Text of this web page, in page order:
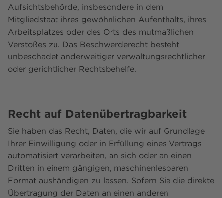
Aufsichtsbehörde, insbesondere in dem
Mitgliedstaat ihres gewöhnlichen Aufenthalts, ihres
Arbeitsplatzes oder des Orts des mutmaßlichen
Verstoßes zu. Das Beschwerderecht besteht
unbeschadet anderweitiger verwaltungsrechtlicher
oder gerichtlicher Rechtsbehelfe.
Recht auf Daten­übertrag­barkeit
Sie haben das Recht, Daten, die wir auf Grundlage
Ihrer Einwilligung oder in Erfüllung eines Vertrags
automatisiert verarbeiten, an sich oder an einen
Dritten in einem gängigen, maschinenlesbaren
Format aushändigen zu lassen. Sofern Sie die direkte
Übertragung der Daten an einen anderen